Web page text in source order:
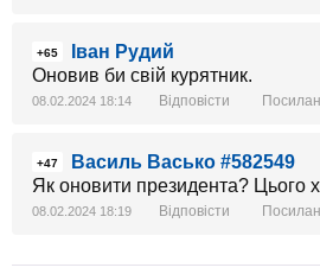
+65
Іван Рудий
Оновив би свій курятник.
08.02.2024 18:14 Відповісти
+47
Василь Васько #582549
Як оновити президента? Цього
08.02.2024 18:19 Відповісти